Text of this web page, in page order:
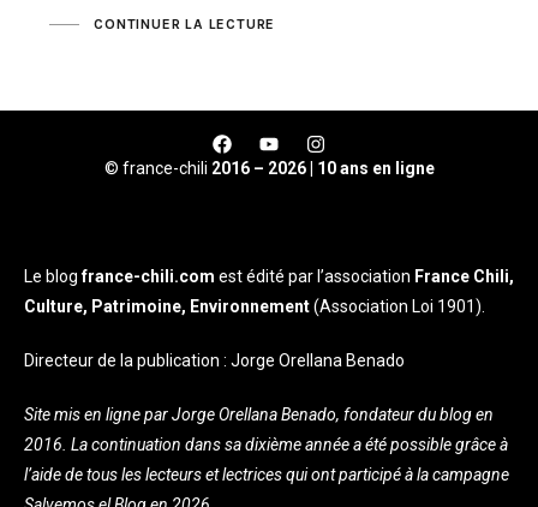
CONTINUER LA LECTURE
© france-chili 2016 – 2026 | 10 ans en ligne
Le blogfrance-chili.com est édité par l’association France Chili,
Culture, Patrimoine, Environnement(Association Loi 1901).
Directeur de la publication : Jorge Orellana Benado
Site mis en ligne par Jorge Orellana Benado, fondateur du blog en
2016. La continuation dans sa dixième année a été possible grâce à
l’aide de tous les lecteurs et lectrices qui ont participé à la campagne